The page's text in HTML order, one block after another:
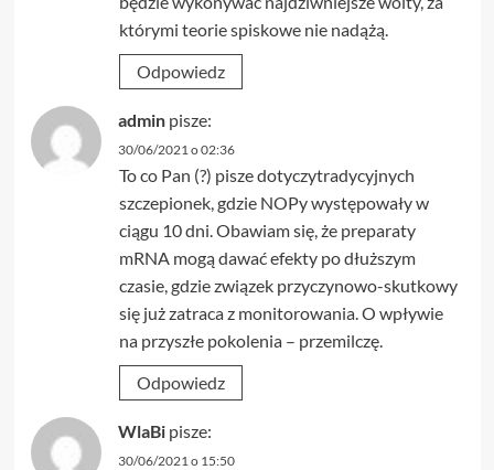
którymi teorie spiskowe nie nadążą.
Odpowiedz
admin pisze:
30/06/2021 o 02:36
To co Pan (?) pisze dotyczytradycyjnych
szczepionek, gdzie NOPy występowały w
ciągu 10 dni. Obawiam się, że preparaty
mRNA mogą dawać efekty po dłuższym
czasie, gdzie związek przyczynowo-skutkowy
się już zatraca z monitorowania. O wpływie
na przyszłe pokolenia – przemilczę.
Odpowiedz
WlaBi pisze:
30/06/2021 o 15:50